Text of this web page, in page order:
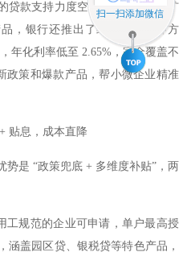
贷款支持力度空前，不仅有稳岗扩
，银行还推出了纯信用无抵押方
年化利率低至 2.65%，完全覆盖不
政策和爆款产品，帮小微企业精准
贴息，成本直降
势是 “政策兜底 + 多维度补贴”，两
工规范的企业可申请，单户最高授
涵盖园区贷、银税贷等特色产品，
扫一扫添加微信